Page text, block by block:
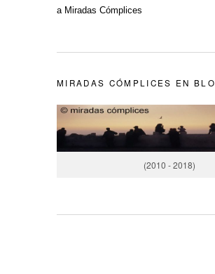
a Miradas Cómplices
MIRADAS CÓMPLICES EN
(2010 - 2018)